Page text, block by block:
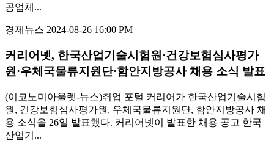
공업체...
경제뉴스 2024-08-26 16:00 PM
커리어넷, 한국산업기술시험원·건강보험심사평가
원·우체국물류지원단·함안지방공사 채용 소식 발표
(이코노미아울렛-뉴스)취업 포털 커리어가 한국산업기술시험
원, 건강보험심사평가원, 우체국물류지원단, 함안지방공사 채
용 소식을 26일 발표했다. 커리어넷이 발표한 채용 공고 한국
산업기...